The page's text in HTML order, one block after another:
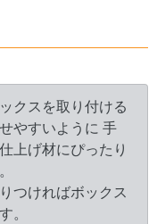
クスを取り付ける
やすいように 手
上げ材にぴったり
つければボックス
。